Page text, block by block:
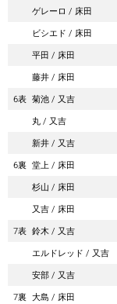
ゲレーロ
床田
ビシエド
床田
平田
床田
藤井
床田
6表 菊池 又吉
丸
又吉
新井
又吉
6裏 堂上 床田
杉山
床田
又吉
床田
7表 鈴木 又吉
エルドレッド
又吉
安部
又吉
7裏 大島 床田